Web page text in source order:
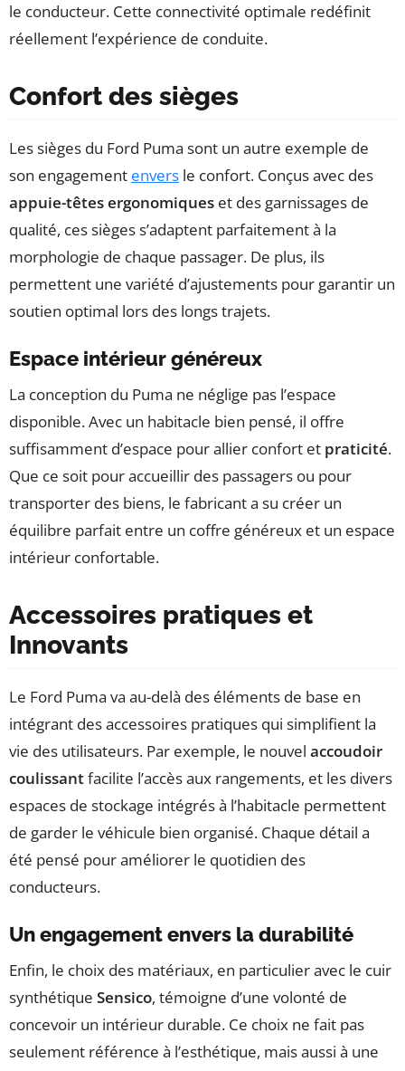
le conducteur. Cette connectivité optimale redéfinit
réellement l’expérience de conduite.
Confort des sièges
Les sièges du Ford Puma sont un autre exemple de
son engagement envers le confort. Conçus avec des
appuie-têtes ergonomiques et des garnissages de
qualité, ces sièges s’adaptent parfaitement à la
morphologie de chaque passager. De plus, ils
permettent une variété d’ajustements pour garantir un
soutien optimal lors des longs trajets.
Espace intérieur généreux
La conception du Puma ne néglige pas l’espace
disponible. Avec un habitacle bien pensé, il offre
suffisamment d’espace pour allier confort et praticité.
Que ce soit pour accueillir des passagers ou pour
transporter des biens, le fabricant a su créer un
équilibre parfait entre un coffre généreux et un espace
intérieur confortable.
Accessoires pratiques et
Innovants
Le Ford Puma va au-delà des éléments de base en
intégrant des accessoires pratiques qui simplifient la
vie des utilisateurs. Par exemple, le nouvel accoudoir
coulissantfacilite l’accès aux rangements, et les divers
espaces de stockage intégrés à l’habitacle permettent
de garder le véhicule bien organisé. Chaque détail a
été pensé pour améliorer le quotidien des
conducteurs.
Un engagement envers la durabilité
Enfin, le choix des matériaux, en particulier avec le cuir
synthétique Sensico, témoigne d’une volonté de
concevoir un intérieur durable. Ce choix ne fait pas
seulement référence à l’esthétique, mais aussi à une